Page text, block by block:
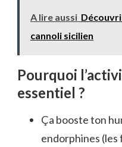
A lire aussi
cannoli sicilien
Pourquoi
essentiel ?
Ça booste ton
endorphines (les